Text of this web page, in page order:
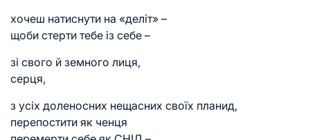
хочеш натиснути на «деліт» –
щоби стерти тебе із себе –
зі свого й земного лиця,
серця,
з усіх доленосних нещасних своїх планид,
перепостити як ченця